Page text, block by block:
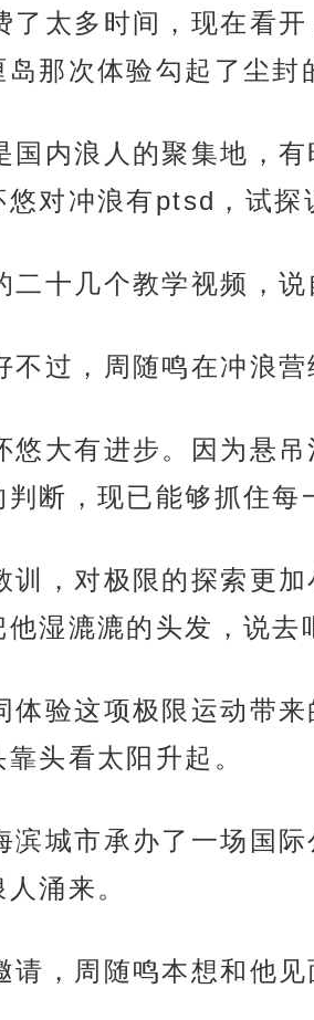
了太多时间，现在看
那次体验勾起了尘封
国内浪人的聚集地，
对冲浪有ptsd，试探
十几个教学视频，
过，周随鸣在冲浪
悠大有进步。因为悬
断，现已能够抓住每
训，对极限的探索更
湿漉漉的头发，说去
体验这项极限运动带
头看太阳升起。
滨城市承办了一场国
涌来。
请，周随鸣本想和他